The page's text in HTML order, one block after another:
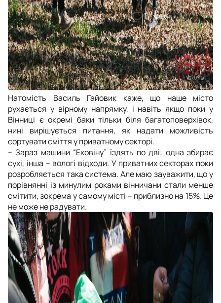
Натомість Василь Гайовик каже, що наше місто
рухається у вірному напрямку, і навіть якщо поки у
Вінниці є окремі баки тільки біля багатоповерхівок,
нині вирішується питання, як надати можливість
сортувати сміття у приватному секторі.
– Зараз машини “Ековіну” їздять по дві: одна збирає
сухі, інша – вологі відходи. У приватних секторах поки
розробляється така система. Але маю зауважити, що у
порівнянні із минулим роками вінничани стали менше
смітити, зокрема у самому місті – приблизно на 15%. Це
не може не радувати.